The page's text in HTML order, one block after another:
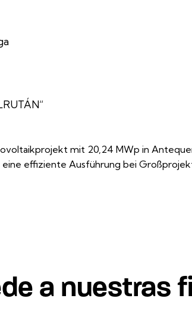
mit 20,24 MWp in
effiziente Ausführung bei
a nuestras